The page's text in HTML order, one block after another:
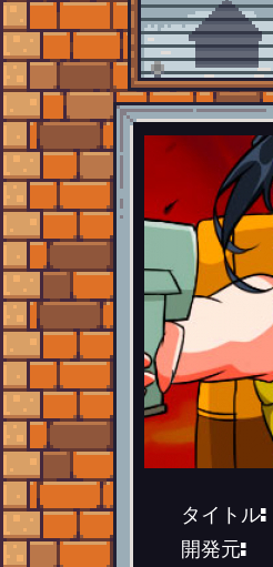
タイトル:
開発元: